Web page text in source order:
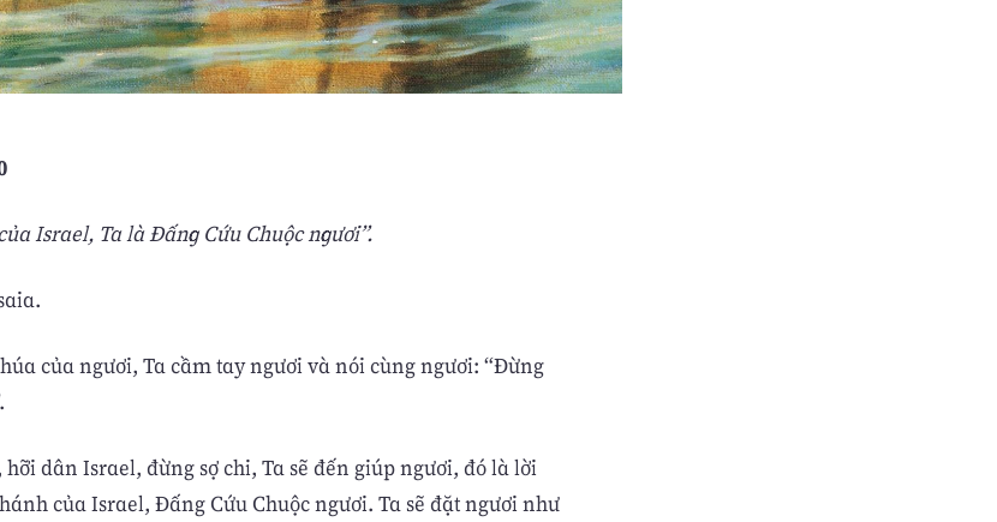
Israel, Ta là Ðấng Cứu Chuộc ngươi”.
của ngươi, Ta cầm tay ngươi và nói cùng ngươi: “Ðừng
dân Israel, đừng sợ chi, Ta sẽ đến giúp ngươi, đó là lời
của Israel, Ðấng Cứu Chuộc ngươi. Ta sẽ đặt ngươi như